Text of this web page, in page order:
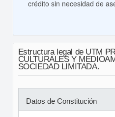
crédito sin necesidad de
Estructura legal de UTM
CULTURALES Y
SOCIEDAD LIMITADA.
Datos de Constitución